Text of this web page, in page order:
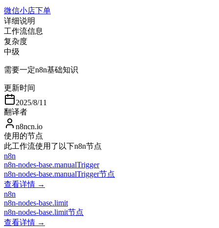
微信小店下单
详细说明
工作流信息
复杂度
中级
需要一定n8n基础知识
更新时间
2025/8/11
翻译者
n8ncn.io
使用的节点
此工作流使用了以下n8n节点
n8n
n8n-nodes-base.manualTrigger
n8n-nodes-base.manualTrigger节点
查看详情 →
n8n
n8n-nodes-base.limit
n8n-nodes-base.limit节点
查看详情 →